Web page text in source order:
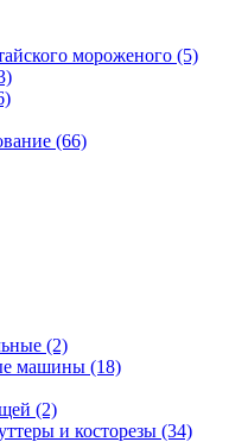
мороженого (5)
(66)
(2)
машины (18)
(2)
и косторезы (34)